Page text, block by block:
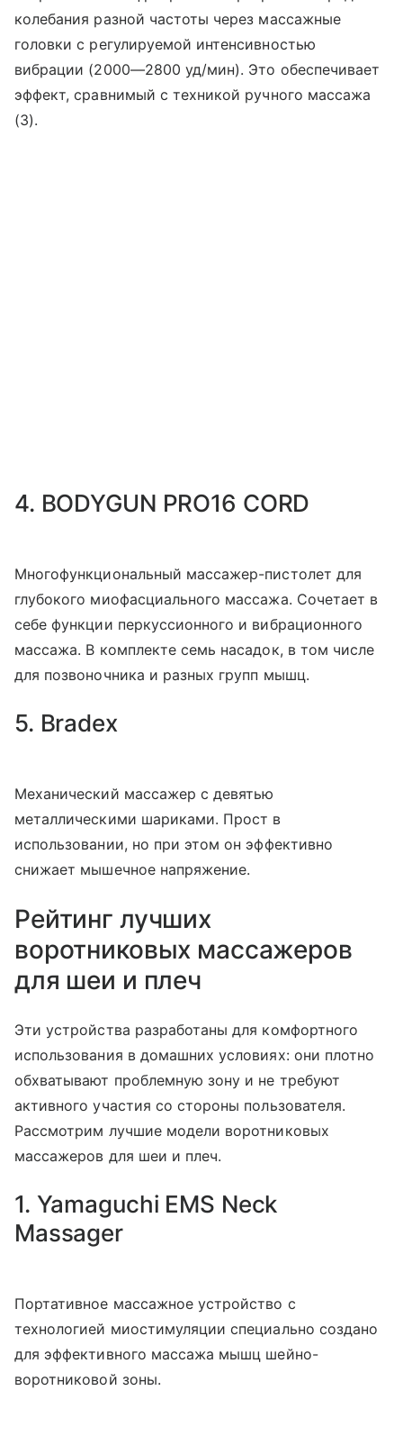
колебания разной частоты через массажные
головки с регулируемой интенсивностью
вибрации (2000—2800 уд/мин). Это обеспечивает
эффект, сравнимый с техникой ручного массажа
(3).
4. BODYGUN PRO16 CORD
Многофункциональный массажер-пистолет для
глубокого миофасциального массажа. Сочетает в
себе функции перкуссионного и вибрационного
массажа. В комплекте семь насадок, в том числе
для позвоночника и разных групп мышц.
5. Bradex
Механический массажер с девятью
металлическими шариками. Прост в
использовании, но при этом он эффективно
снижает мышечное напряжение.
Рейтинг лучших
воротниковых массажеров
для шеи и плеч
Эти устройства разработаны для комфортного
использования в домашних условиях: они плотно
обхватывают проблемную зону и не требуют
активного участия со стороны пользователя.
Рассмотрим лучшие модели воротниковых
массажеров для шеи и плеч.
1. Yamaguchi EMS Neck
Massager
Портативное массажное устройство с
технологией миостимуляции специально создано
для эффективного массажа мышц шейно-
воротниковой зоны.